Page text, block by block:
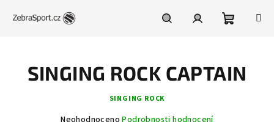
košík
SINGING ROCK CAPTAIN
SINGING ROCK
Průměrné
Neohodnoceno Podrobnosti hodnocení